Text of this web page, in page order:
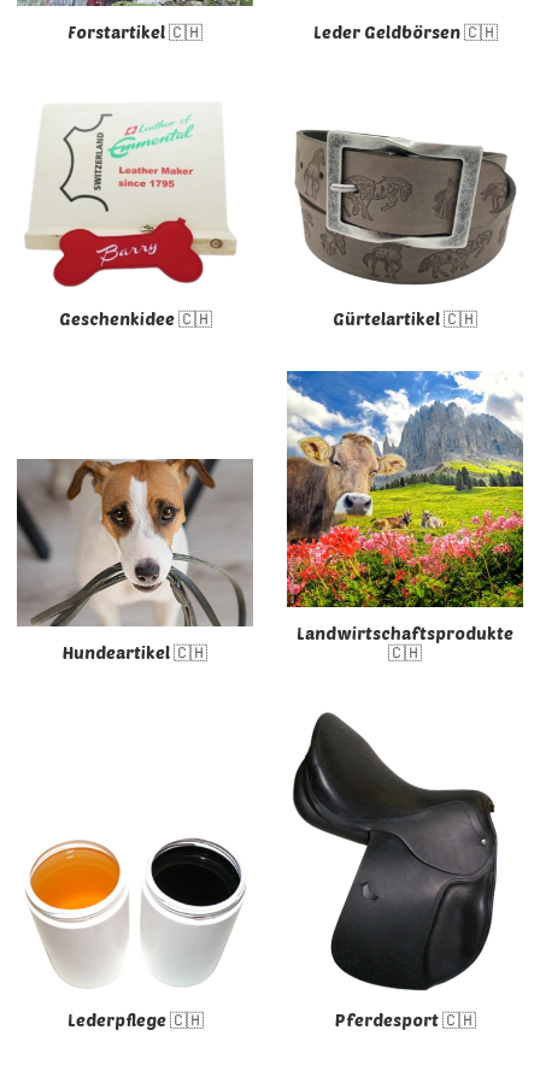
Forstartikel 🇨🇭 Leder Geldbörsen 🇨🇭
Geschenkidee 🇨🇭 Gürtelartikel 🇨🇭
Hundeartikel 🇨🇭
Landwirtschaftsprodukte
🇨🇭
Lederpflege 🇨🇭 Pferdesport 🇨🇭